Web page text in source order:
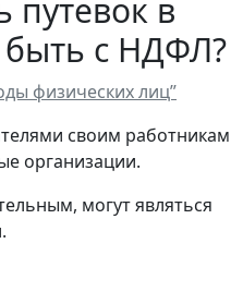
путевок в
быть с НДФЛ?
физических лиц”
своим работникам
организации.
могут являться